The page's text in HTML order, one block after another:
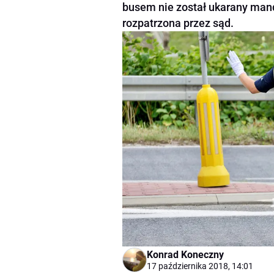
busem nie został ukarany
rozpatrzona przez sąd.
Konrad Koneczny
17 października 2018, 14:01